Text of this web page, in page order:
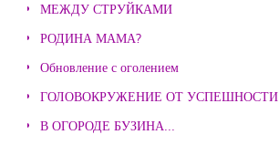
МЕЖДУ СТРУЙКАМИ
РОДИНА МАМА?
Обновление с оголением
ГОЛОВОКРУЖЕНИЕ ОТ УСПЕШНОСТИ
В ОГОРОДЕ БУЗИНА...